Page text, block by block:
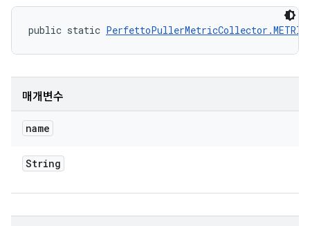
public static
매개변수
name
String